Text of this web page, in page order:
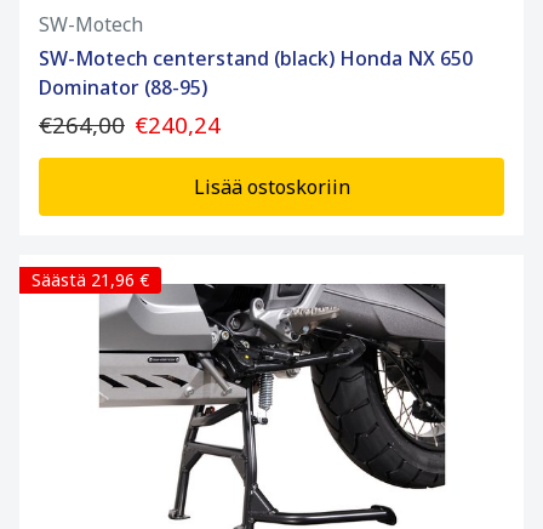
SW-Motech
SW-Motech centerstand (black) Honda NX 650
Dominator (88-95)
€264,00 €240,24
Lisää ostoskoriin
Säästä 21,96 €